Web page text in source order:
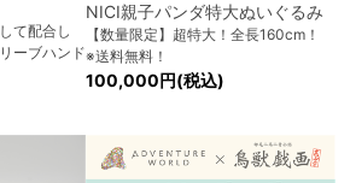
て配合し
ーブハンド
NICI親子パンダ特大ぬいぐるみ
【数量限定】超特大！全長160cm！
※送料無料！
100,000円(税込)